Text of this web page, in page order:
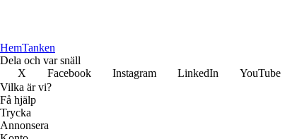
HemTanken
Dela och var snäll
X
Facebook Instagram LinkedIn YouTube
Vilka är vi?
Få hjälp
Trycka
Annonsera